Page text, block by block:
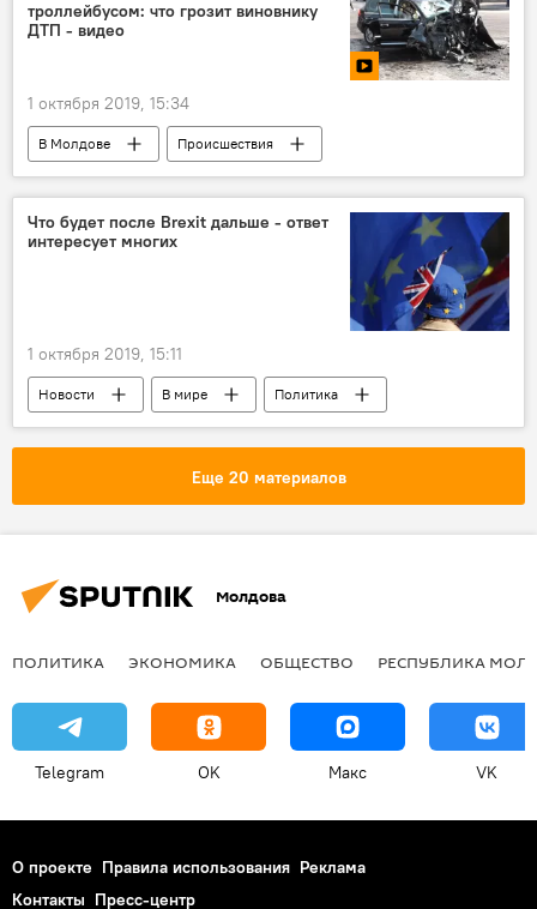
троллейбусом: что грозит виновнику
ДТП - видео
1 октября 2019, 15:34
В Молдове
Происшествия
Мультимедиа
Новости
Видео
дтп
автобус
Что будет после Brexit дальше - ответ
интересует многих
1 октября 2019, 15:11
Новости В мире
Политика
brexit
Новая история Европы - Brexit
Еще 20 материалов
Молдова
ПОЛИТИКА ЭКОНОМИКА ОБЩЕСТВО РЕСПУБЛИКА
Telegram OK Макс VK
О проекте Правила использования Реклама
Контакты Пресс-центр